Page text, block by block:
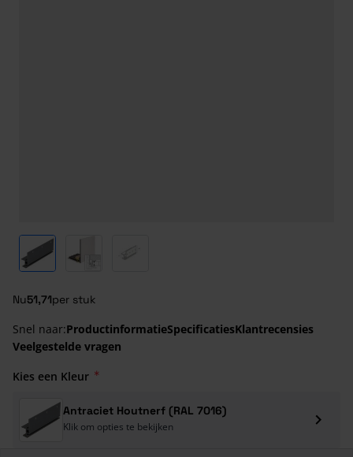
View larger image
Nu51,71per stuk
Snel naar:ProductinformatieSpecificatiesKlantrecensies
Veelgestelde vragen
Kies een Kleur
Antraciet Houtnerf (RAL 7016)
Klik om opties te bekijken